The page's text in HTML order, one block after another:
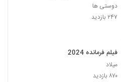
دوستی ها
۲۴۷ بازدید
فیلم فرمانده 2024
میلاد
۸۷۰ بازدید